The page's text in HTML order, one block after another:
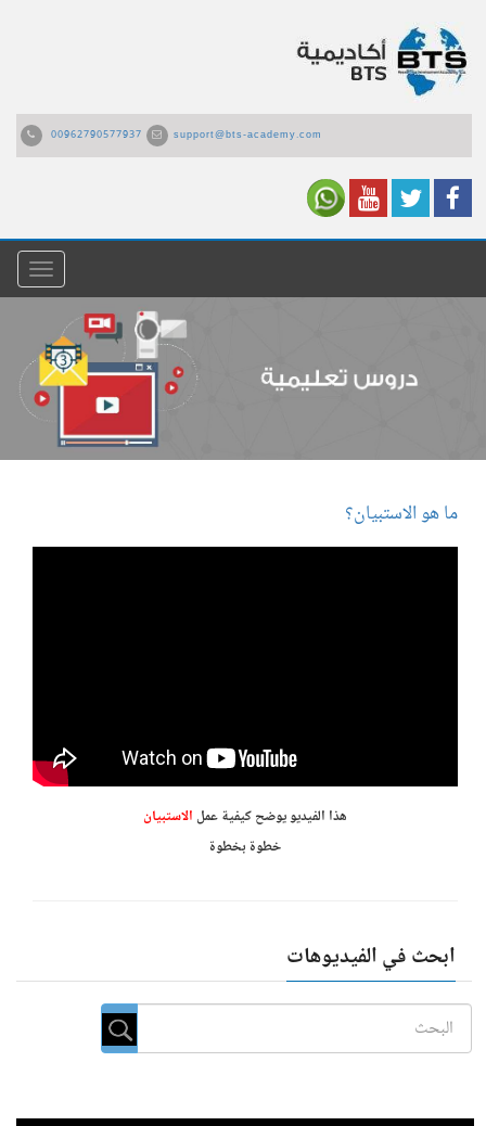
00962790577937 support@bts-academy.com
القائمة
ما هو الاستبيان؟
هذا الفيديو يوضح كيفية عمل الاستبيان
خطوة بخطوة
ابحث في الفيديوهات